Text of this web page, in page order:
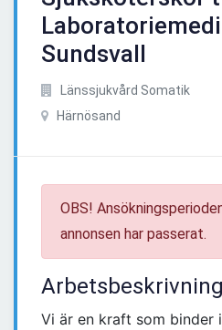
Sundsvall
Länssjukvård Somatik
Härnösand
OBS!
annonsen har passerat.
Arbetsbeskrivning
Vi är en kraft som binder